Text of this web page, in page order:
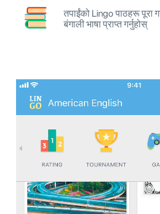
तपाईंको Lingo पाठहरू पूरा
बंगाली भाषा प्राप्त गर्नुहोस्